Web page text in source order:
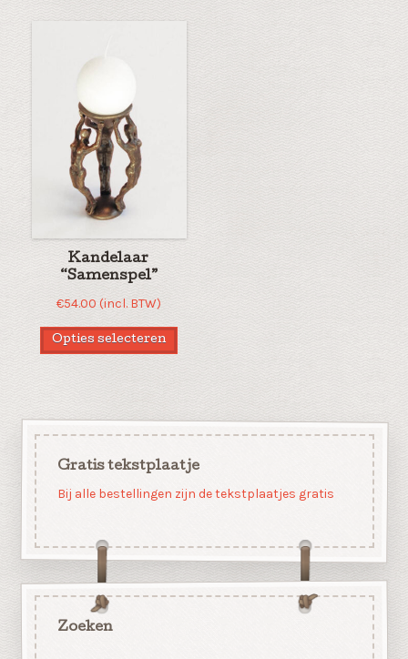
Kandelaar
“Samenspel”
€54.00 (incl. BTW)
Opties selecteren
Gratis tekstplaatje
Bij alle bestellingen zijn de tekstplaatjes gratis
Zoeken